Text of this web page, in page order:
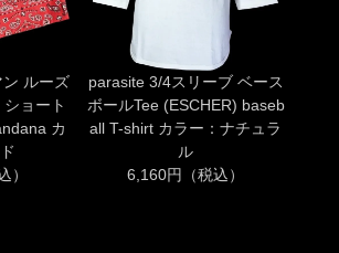
ルーズ
ョート
カ
）
parasite 3/4スリーブ ベース
ボールTee (ESCHER) baseb
all T-shirt カラー：ナチュラ
ル
6,160円（税込）